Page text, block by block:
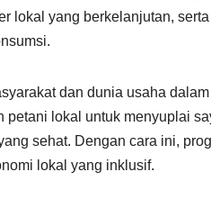
lokal yang berkelanjutan,
dan dunia usaha
lokal untuk menyuplai
sehat. Dengan cara ini,
lokal yang inklusif.